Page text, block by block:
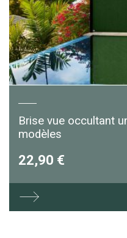
Brise vue occultant
modèles
22,90 €